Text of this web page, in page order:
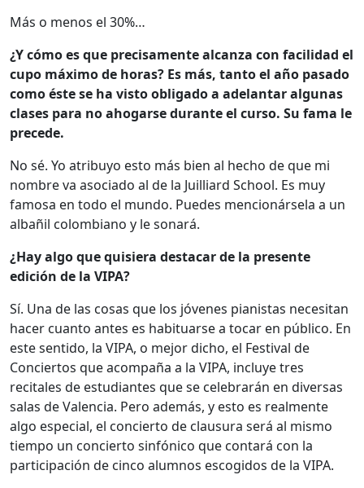
Más o menos el 30%…
¿Y cómo es que precisamente alcanza con facilidad el
cupo máximo de horas? Es más, tanto el año pasado
como éste se ha visto obligado a adelantar algunas
clases para no ahogarse durante el curso. Su fama le
precede.
No sé. Yo atribuyo esto más bien al hecho de que mi
nombre va asociado al de la Juilliard School. Es muy
famosa en todo el mundo. Puedes mencionársela a un
albañil colombiano y le sonará.
¿Hay algo que quisiera destacar de la presente
edición de la VIPA?
Sí. Una de las cosas que los jóvenes pianistas necesitan
hacer cuanto antes es habituarse a tocar en público. En
este sentido, la VIPA, o mejor dicho, el Festival de
Conciertos que acompaña a la VIPA, incluye tres
recitales de estudiantes que se celebrarán en diversas
salas de Valencia. Pero además, y esto es realmente
algo especial, el concierto de clausura será al mismo
tiempo un concierto sinfónico que contará con la
participación de cinco alumnos escogidos de la VIPA.